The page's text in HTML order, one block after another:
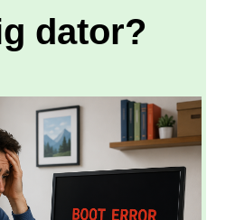
dator?